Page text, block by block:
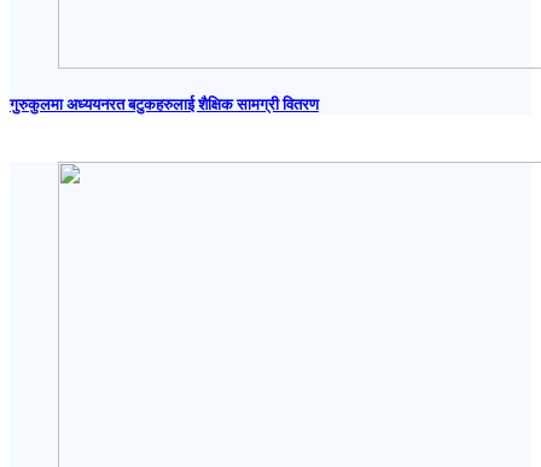
गुरुकुलमा अध्ययनरत बटुकहरुलाई शैक्षिक सामग्री वितरण